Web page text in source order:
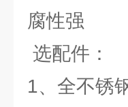
腐性强
选配件：
1、全不锈